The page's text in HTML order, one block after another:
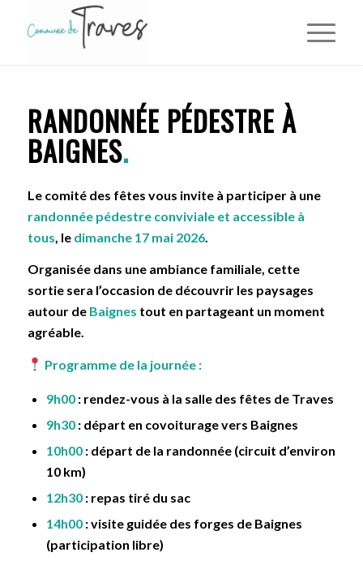
RANDONNÉE PÉDESTRE À
BAIGNES.
Le comité des fêtes vous invite à participer à une
randonnée pédestre conviviale et accessible à
tous , le dimanche 17 mai 2026.
Organisée dans une ambiance familiale, cette
sortie sera l’occasion de découvrir les paysages
autour de Baignes tout en partageant un moment
agréable.
Programme de la journée :
9h00: rendez-vous à la salle des fêtes de Traves
9h30: départ en covoiturage vers Baignes
10h00: départ de la randonnée (circuit d’environ
10 km)
12h30: repas tiré du sac
14h00: visite guidée des forges de Baignes
(participation libre)